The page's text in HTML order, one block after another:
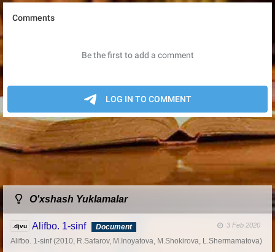
O'xshash Yuklamalar
.djvu Alifbo. 1-sinf Document 3 Feb 2020
Alifbo. 1-sinf (2010, R.Safarov, M.Inoyatova, M.Shokirova, L.Shermamatova)